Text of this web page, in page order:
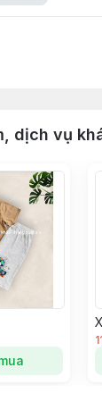
dịch vụ